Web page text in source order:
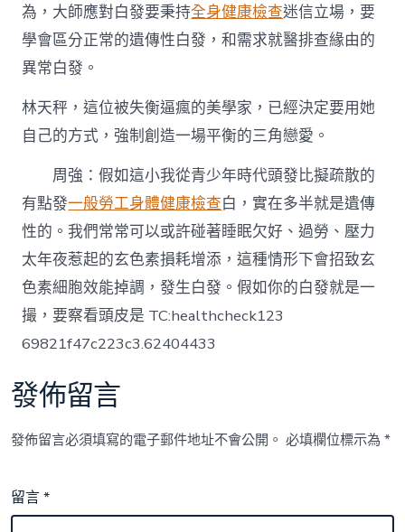
為，大師應對白發要秉持全身健康檢查迷信立場，要
學會區分正常的遺傳性白發，和需求就醫排查緣由的
異常白發。
林天秤，這位被失衡逼瘋的美學家，已經決定要用她
自己的方式，強制創造一場平衡的三角戀愛。
周強：假如這小我從青少年時代頭發比擬疏散的
有點發一般勞工身體健康檢查白，實在多半就是遺傳
性的。我們常常可以或許碰著睡眠欠好、過勞、壓力
太年夜惹起的玄色素損耗增添，這種情形下會招致玄
色素細胞效能掉調，發生白發。假如你的白發就是一
撮，要察看頭皮是 TC:healthcheck123
69821f47c223c3.62404433
發佈留言
發佈留言必須填寫的電子郵件地址不會公開。 必填欄位標示為*
留言*